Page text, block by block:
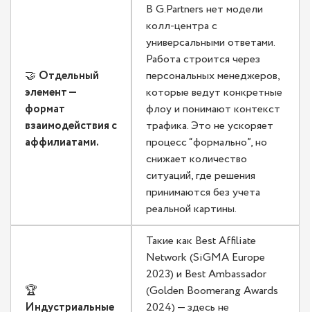
🤝 Отдельный
элемент —
формат
взаимодействия с
аффилиатами.
В G.Partners нет модели
колл-центра с
универсальными ответами.
Работа строится через
персональных менеджеров,
которые ведут конкретные
флоу и понимают контекст
трафика. Это не ускоряет
процесс “формально”, но
снижает количество
ситуаций, где решения
принимаются без учета
реальной картины.
🏆
Индустриальные
Такие как Best Affiliate
Network (SiGMA Europe
2023) и Best Ambassador
(Golden Boomerang Awards
2024) — здесь не